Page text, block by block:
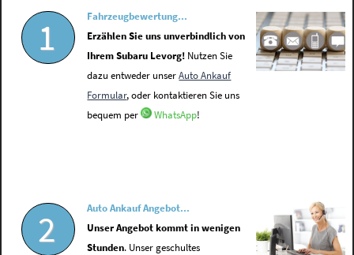
1
Fahrzeugbewertung...
Erzählen Sie uns unverbindlich von
Ihrem Subaru Levorg! Nutzen Sie
dazu entweder unserAuto Ankauf
Formular, oder kontaktieren Sie uns
bequem per
WhatsApp!
2
Auto Ankauf Angebot...
Unser Angebot kommt in wenigen
Stunden. Unser geschultes